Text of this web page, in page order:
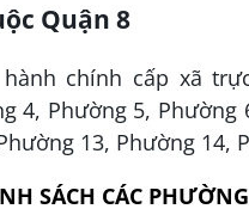
Quận 8
chính cấp xã
4, Phường 5,
13, Phường 14,
SÁCH CÁC